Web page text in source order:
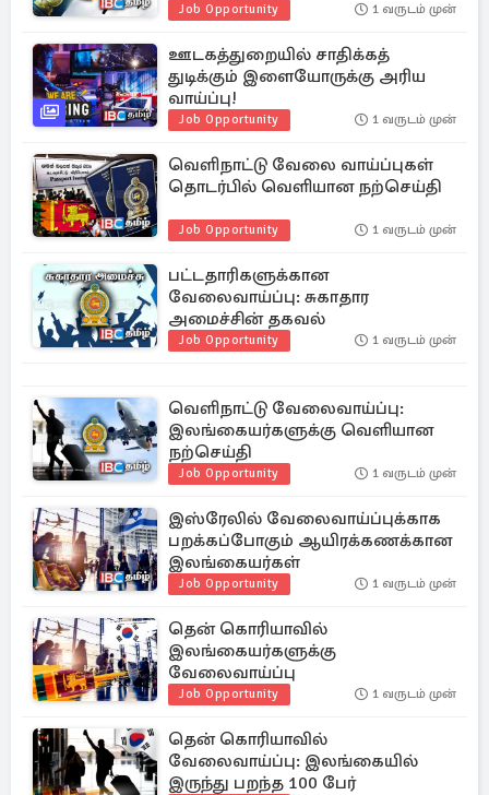
Job Opportunity 1 வருடம் முன்
ஊடகத்துறையில் சாதிக்கத்
துடிக்கும் இளையோருக்கு அரிய
வாய்ப்பு!
Job Opportunity 1 வருடம் முன்
வெளிநாட்டு வேலை வாய்ப்புகள்
தொடர்பில் வெளியான நற்செய்தி
Job Opportunity 1 வருடம் முன்
பட்டதாரிகளுக்கான
வேலைவாய்ப்பு: சுகாதார
அமைச்சின் தகவல்
Job Opportunity 1 வருடம் முன்
வெளிநாட்டு வேலைவாய்ப்பு:
இலங்கையர்களுக்கு வெளியான
நற்செய்தி
Job Opportunity 1 வருடம் முன்
இஸ்ரேலில் வேலைவாய்ப்புக்காக
பறக்கப்போகும் ஆயிரக்கணக்கான
இலங்கையர்கள்
Job Opportunity 1 வருடம் முன்
தென் கொரியாவில்
இலங்கையர்களுக்கு
வேலைவாய்ப்பு
Job Opportunity 1 வருடம் முன்
தென் கொரியாவில்
வேலைவாய்ப்பு: இலங்கையில்
இருந்து பறந்த 100 பேர்